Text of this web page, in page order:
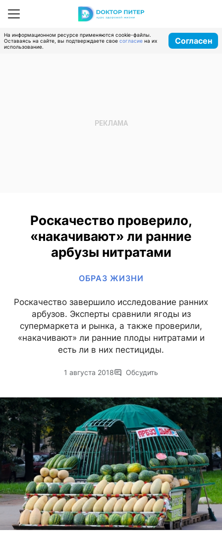
На информационном ресурсе применяются cookie-файлы.
Оставаясь на сайте, вы подтверждаете свое согласие на их
использование.
Согласен
Роскачество проверило,
«накачивают» ли ранние
арбузы нитратами
ОБРАЗ ЖИЗНИ
Роскачество завершило исследование ранних
арбузов. Эксперты сравнили ягоды из
супермаркета и рынка, а также проверили,
«накачивают» ли ранние плоды нитратами и
есть ли в них пестициды.
1 августа 2018 Обсудить